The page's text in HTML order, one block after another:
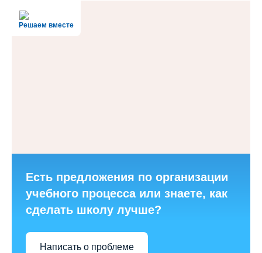
Решаем вместе
Есть предложения по организации
учебного процесса или знаете, как
сделать школу лучше?
Написать о проблеме